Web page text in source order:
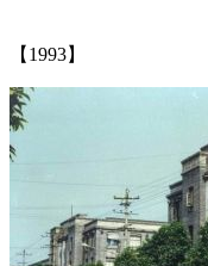
【1993】